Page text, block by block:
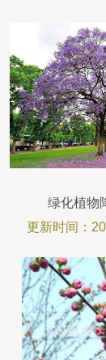
绿化植物
更新时间：